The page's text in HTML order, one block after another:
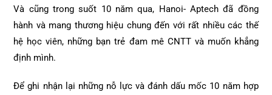
Và cũng trong suốt 10 năm qua, Hanoi- Aptech đã đồng
hành và mang thương hiệu chung đến với rất nhiều các thế
hệ học viên, những bạn trẻ đam mê CNTT và muốn khẳng
định mình.
Để ghi nhận lại những nỗ lực và đánh dấu mốc 10 năm hợp